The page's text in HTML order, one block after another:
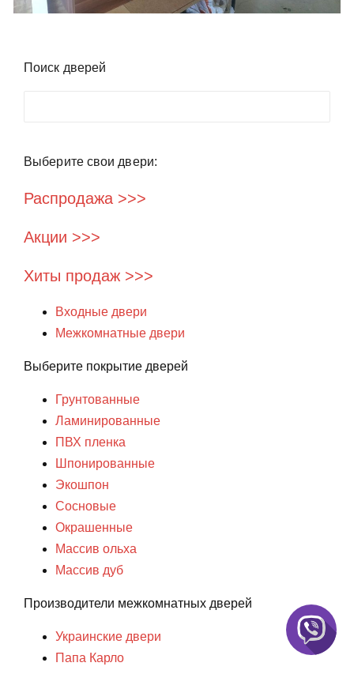
Поиск дверей
Выберите свои двери:
Распродажа >>>
Акции >>>
Хиты продаж >>>
Входные двери
Межкомнатные двери
Выберите покрытие дверей
Грунтованные
Ламинированные
ПВХ пленка
Шпонированные
Экошпон
Сосновые
Окрашенные
Массив ольха
Массив дуб
Производители межкомнатных дверей
Украинские двери
Папа Карло